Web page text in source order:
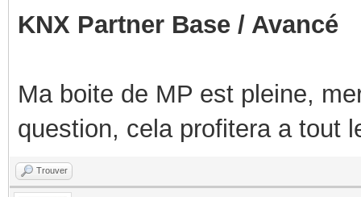
KNX Partner Base / Avancé
Ma boite de MP est pleine,
question, cela profitera a tout
Trouver